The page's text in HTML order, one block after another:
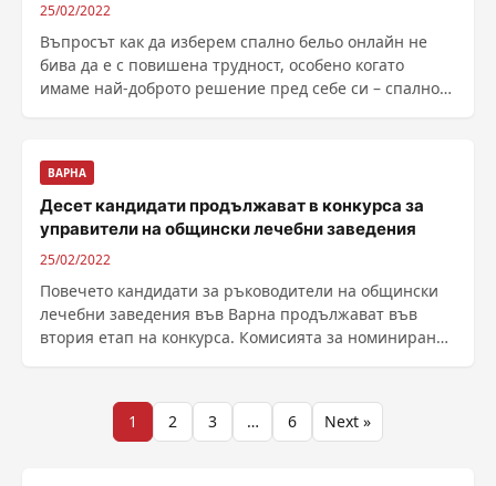
25/02/2022
Въпросът как да изберем спално бельо онлайн не
бива да е с повишена трудност, особено когато
имаме най-доброто решение пред себе си – спално
ВАРНА
Десет кандидати продължават в конкурса за
управители на общински лечебни заведения
25/02/2022
Повечето кандидати за ръководители на общински
лечебни заведения във Варна продължават във
втория етап на конкурса. Комисията за номиниране
Разделяне
1 2 3 … 6 Next »